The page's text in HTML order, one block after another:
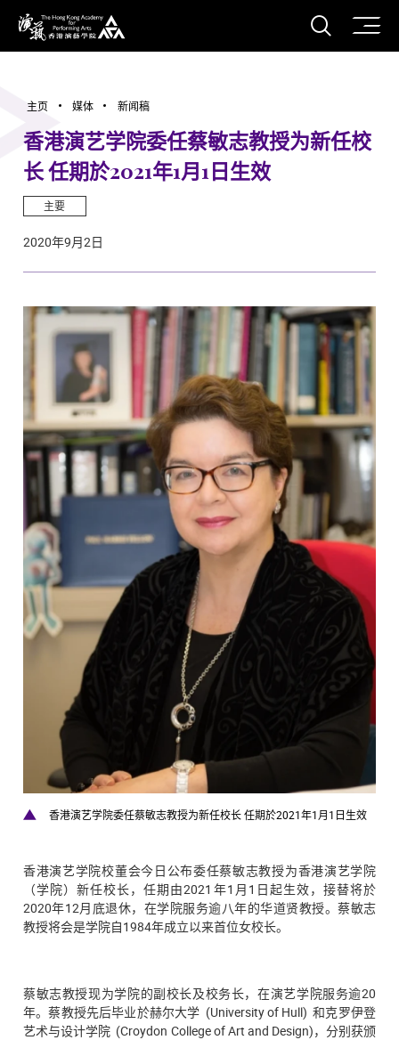
香港演艺学院
打开
主页 媒体 新闻稿
香港演艺学院委任蔡敏志教授为新任校
长 任期於2021年1月1日生效
主要
2020年9月2日
香港演艺学院委任蔡敏志教授为新任校长 任期於2021年1月1日生效
香港演艺学院校董会今日公布委任蔡敏志教授为香港演艺学院
（学院）新任校长，任期由2021年1月1日起生效，接替将於
2020年12月底退休，在学院服务逾八年的华道贤教授。蔡敏志
教授将会是学院自1984年成立以来首位女校长。
蔡敏志教授现为学院的副校长及校务长，在演艺学院服务逾20
年。蔡教授先后毕业於赫尔大学 (University of Hull) 和克罗伊登
艺术与设计学院 (Croydon College of Art and Design)，分别获颁